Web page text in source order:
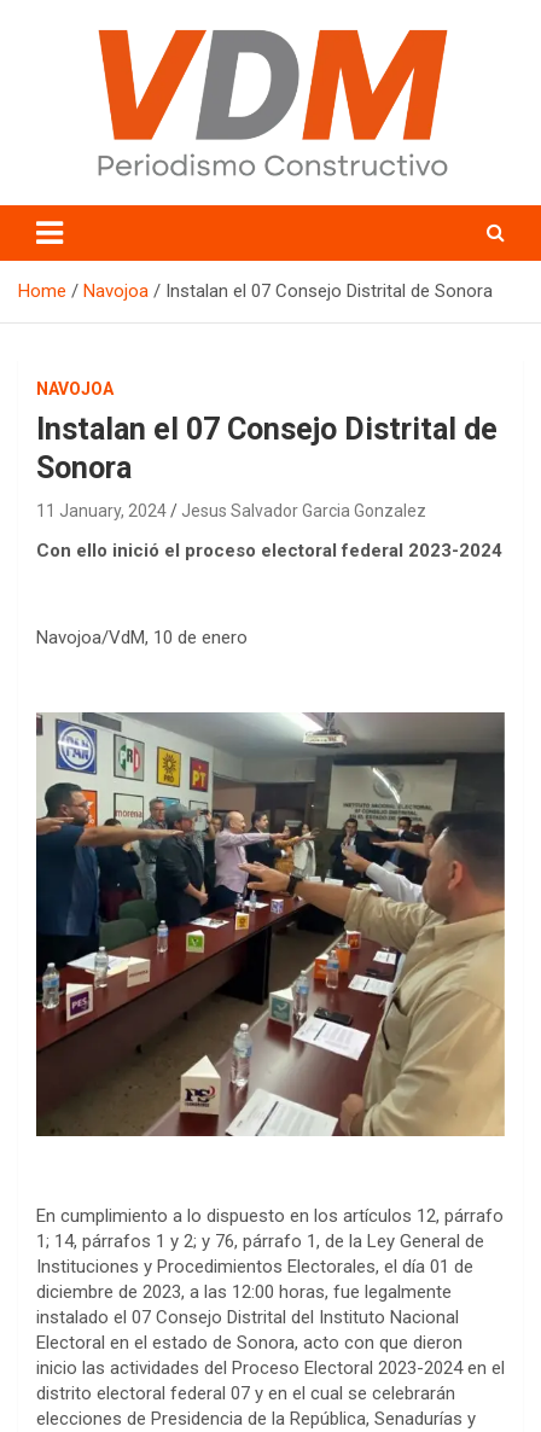
valledelmayo.com
Home Navojoa Instalan el 07 Consejo Distrital de Sonora
NAVOJOA
Instalan el 07 Consejo Distrital de
Sonora
11 January, 2024 Jesus Salvador Garcia Gonzalez
Con ello inició el proceso electoral federal 2023-2024
Navojoa/VdM, 10 de enero
En cumplimiento a lo dispuesto en los artículos 12, párrafo
1; 14, párrafos 1 y 2; y 76, párrafo 1, de la Ley General de
Instituciones y Procedimientos Electorales, el día 01 de
diciembre de 2023, a las 12:00 horas, fue legalmente
instalado el 07 Consejo Distrital del Instituto Nacional
Electoral en el estado de Sonora, acto con que dieron
inicio las actividades del Proceso Electoral 2023-2024 en el
distrito electoral federal 07 y en el cual se celebrarán
elecciones de Presidencia de la República, Senadurías y